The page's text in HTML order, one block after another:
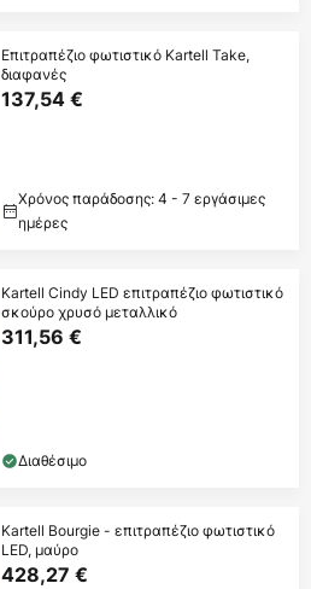
Επιτραπέζιο φωτιστικό Kartell Take,
διαφανές
137,54 €
Χρόνος παράδοσης: 4 - 7 εργάσιμες
ημέρες
Kartell Cindy LED επιτραπέζιο φωτιστικό
σκούρο χρυσό μεταλλικό
311,56 €
Διαθέσιμο
Kartell Bourgie - επιτραπέζιο φωτιστικό
LED, μαύρο
428,27 €